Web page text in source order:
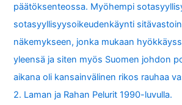
päätöksenteossa. Myöhempi
sotasyyllisyysoikeudenkäynti
näkemykseen, jonka mukaan
yleensä ja siten myös Suomen johdon
aikana oli kansainvälinen rikos rauhaa
2. Laman ja Rahan Pelurit 1990-luvulla.